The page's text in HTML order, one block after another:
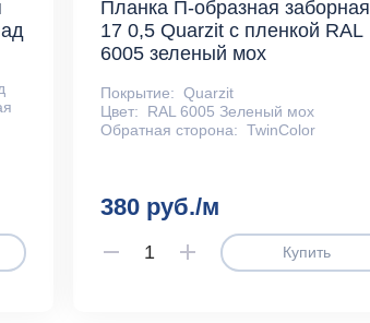
Планка П-образная заборная
17 0,5 Quarzit с пленкой RAL
6005 зеленый мох
Покрытие: Quarzit
Цвет:
RAL 6005 Зеленый мох
Обратная сторона: TwinColor
380 руб./м
Купить